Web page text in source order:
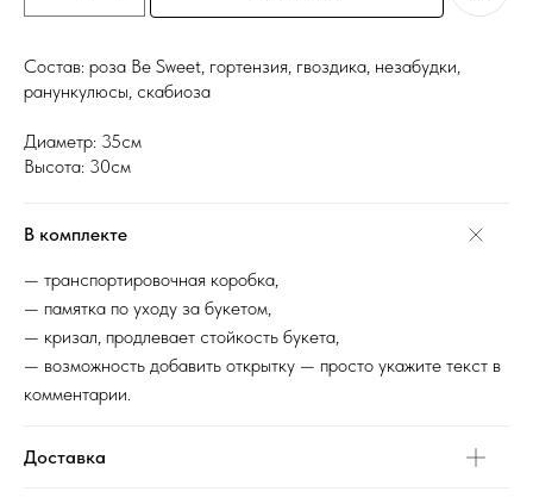
Состав: роза Be Sweet, гортензия, гвоздика, незабудки,
ранункулюсы, скабиоза
Диаметр: 35см
Высота: 30см
В комплекте
— транспортировочная коробка,
— памятка по уходу за букетом,
— кризал, продлевает стойкость букета,
— возможность добавить открытку — просто укажите текст в
комментарии.
Доставка